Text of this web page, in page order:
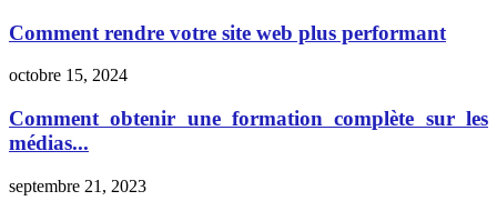
Comment rendre votre site web plus performant
octobre 15, 2024
Comment obtenir une formation complète sur les
médias...
septembre 21, 2023